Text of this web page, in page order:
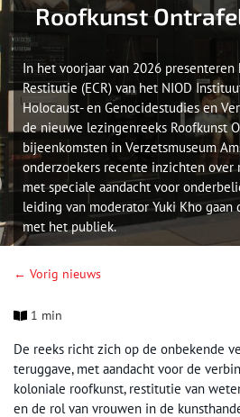
Roofkunst
In het voorjaar van 2026
Restitutie (ECR) van het NIOD
Holocaust- en Genocidestudies en
de nieuwe lezingenreeks Roofkunst
bijeenkomsten in Verzetsmuseum
onderzoekers recente inzichten
met speciale aandacht voor
leiding van moderator Yuki Kho gaan
met het publiek.
← Vorig nieuws
1 min
De reeks richt zich op de onbekende
teruggave, met aandacht voor de
koloniale roofkunst, restitutie van
en de rol van vrouwen in de